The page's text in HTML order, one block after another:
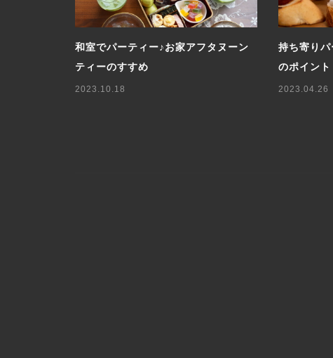
和室でパーティー♪お家アフタヌーン
ティーのすすめ
2023.10.18
持ち寄り
のポイント
2023.04.26